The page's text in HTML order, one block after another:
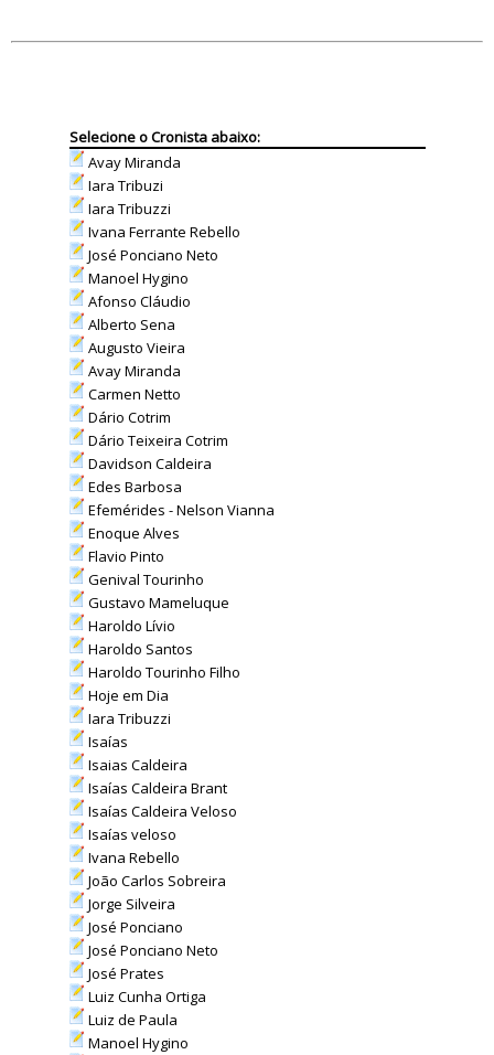
Selecione o Cronista abaixo:
Avay Miranda
Iara Tribuzi
Iara Tribuzzi
Ivana Ferrante Rebello
José Ponciano Neto
Manoel Hygino
Afonso Cláudio
Alberto Sena
Augusto Vieira
Avay Miranda
Carmen Netto
Dário Cotrim
Dário Teixeira Cotrim
Davidson Caldeira
Edes Barbosa
Efemérides - Nelson Vianna
Enoque Alves
Flavio Pinto
Genival Tourinho
Gustavo Mameluque
Haroldo Lívio
Haroldo Santos
Haroldo Tourinho Filho
Hoje em Dia
Iara Tribuzzi
Isaías
Isaias Caldeira
Isaías Caldeira Brant
Isaías Caldeira Veloso
Isaías veloso
Ivana Rebello
João Carlos Sobreira
Jorge Silveira
José Ponciano
José Ponciano Neto
José Prates
Luiz Cunha Ortiga
Luiz de Paula
Manoel Hygino